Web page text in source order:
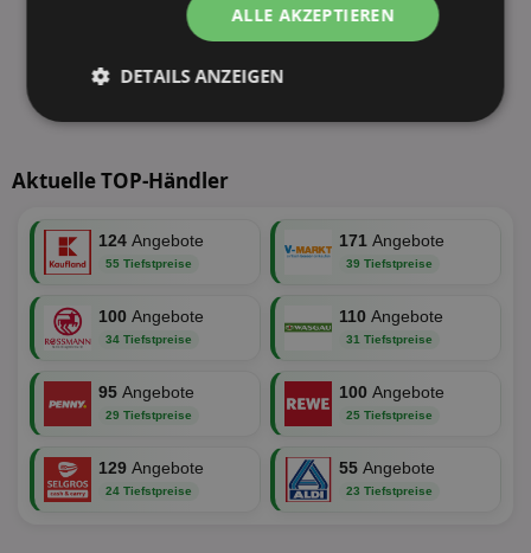
Aktuelle TOP-Händler
124 Angebote
55 Tiefstpreise
171 Angebote
39 Tiefstpreise
100 Angebote
34 Tiefstpreise
110 Angebote
31 Tiefstpreise
95 Angebote
29 Tiefstpreise
100 Angebote
25 Tiefstpreise
129 Angebote
24 Tiefstpreise
55 Angebote
23 Tiefstpreise
ALLE AKZEPTIEREN
DETAILS ANZEIGEN
Unbedingt
Performance
Targeting Funktionalität
Unklassifizierte
Unbedingt erforderlich
Performance